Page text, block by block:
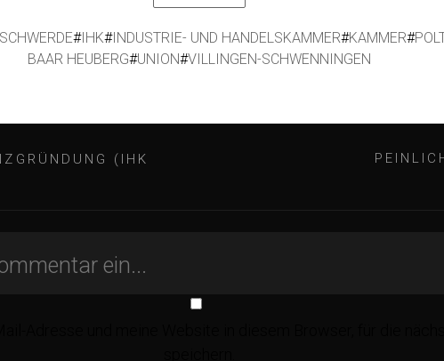
#IHK#INDUSTRIE- UND HANDELSKAMMER#KAMMER#
BAAR HEUBERG#UNION#VILLINGEN-SCHWENNINGEN
(IHK